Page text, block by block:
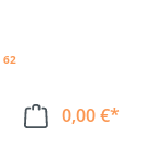
62
0,00 €*